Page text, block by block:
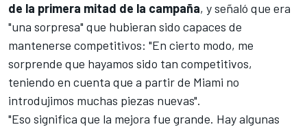
de la primera mitad de la campaña, y señaló que era
"una sorpresa" que hubieran sido capaces de
mantenerse competitivos: "En cierto modo, me
sorprende que hayamos sido tan competitivos,
teniendo en cuenta que a partir de Miami no
introdujimos muchas piezas nuevas".
"Eso significa que la mejora fue grande. Hay algunas